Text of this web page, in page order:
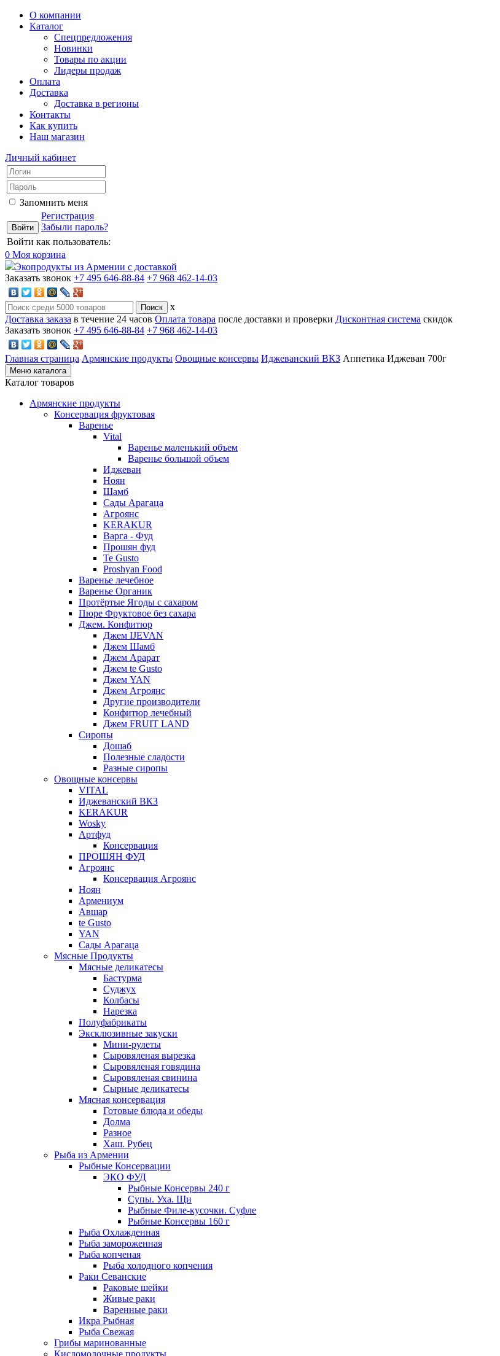
О компании
Каталог
Спецпредложения
Новинки
Товары по акции
Лидеры продаж
Оплата
Доставка
Доставка в регионы
Контакты
Как купить
Наш магазин
Личный кабинет
Запомнить меня
Регистрация
Забыли пароль?
Войти как пользователь:
0 Моя корзина
Экопродукты из Армении с доставкой
Заказать звонок +7 495 646-88-84 +7 968 462-14-03
x
Доставка заказа в течение 24 часов Оплата товара после доставки и проверки Дисконтная система скидок
Заказать звонок +7 495 646-88-84 +7 968 462-14-03
Главная страница Армянские продукты Овощные консервы Иджеванский ВКЗ Аппетика Иджеван 700г
Меню каталога
Каталог товаров
Армянские продукты
Консервация фруктовая
Варенье
Vital
Варенье маленький объем
Варенье большой объем
Иджеван
Ноян
Шамб
Сады Арагаца
Агроянс
KERAKUR
Варга - Фуд
Прошян фуд
Te Gusto
Proshyan Food
Варенье лечебное
Варенье Органик
Протёртые Ягоды с сахаром
Пюре Фруктовое без сахара
Джем. Конфитюр
Джем IJEVAN
Джем Шамб
Джем Арарат
Джем te Gusto
Джем YAN
Джем Агроянс
Другие производители
Конфитюр лечебный
Джем FRUIT LAND
Сиропы
Дошаб
Полезные сладости
Разные сиропы
Овощные консервы
VITAL
Иджеванский ВКЗ
KERAKUR
Wosky
Артфуд
Консервация
ПРОШЯН ФУД
Агроянс
Консервация Агроянс
Ноян
Армениум
Авшар
te Gusto
YAN
Сады Арагаца
Мясные Продукты
Мясные деликатесы
Бастурма
Суджух
Колбасы
Нарезка
Полуфабрикаты
Эксклюзивные закуски
Мини-рулеты
Сыровяленая вырезка
Сыровяленая говядина
Сыровяленая свинина
Сырные деликатесы
Мясная консервация
Готовые блюда и обеды
Долма
Разное
Хаш. Рубец
Рыба из Армении
Рыбные Консервации
ЭКО ФУД
Рыбные Консервы 240 г
Супы. Уха. Щи
Рыбные Филе-кусочки. Суфле
Рыбные Консервы 160 г
Рыба Охлажденная
Рыба замороженная
Рыба копченая
Рыба холодного копчения
Раки Севанские
Раковые шейки
Живые раки
Варенные раки
Икра Рыбная
Рыба Свежая
Грибы маринованные
Кисломолочные продукты